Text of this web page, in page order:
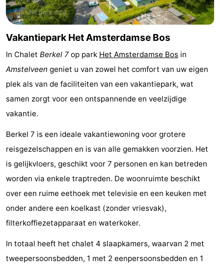
Kerken
-
Uitkijkpunten
Attracties
-
Rondvaarten
-
Experiences
&
Steden
Rondleidingen
Sporten
-
Fietsen
-
Wandelen
Amusement
Nachtleven
Eten
Vakantiepark Het Amsterdamse Bos
In Chalet Berkel 7 op park Het Amsterdamse Bos in
Amstelveen geniet u van zowel het comfort van uw eigen
plek als van de faciliteiten van een vakantiepark, wat
samen zorgt voor een ontspannende en veelzijdige
vakantie.
Berkel 7 is een ideale vakantiewoning voor grotere
reisgezelschappen en is van alle gemakken voorzien. Het
is gelijkvloers, geschikt voor 7 personen en kan betreden
worden via enkele traptreden. De woonruimte beschikt
over een ruime eethoek met televisie en een keuken met
onder andere een koelkast (zonder vriesvak),
filterkoffiezetapparaat en waterkoker.
In totaal heeft het chalet 4 slaapkamers, waarvan 2 met
tweepersoonsbedden, 1 met 2 eenpersoonsbedden en 1